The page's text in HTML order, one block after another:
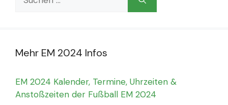
nach:
Mehr EM 2024 Infos
EM 2024 Kalender, Termine, Uhrzeiten &
Anstoßzeiten der Fußball EM 2024